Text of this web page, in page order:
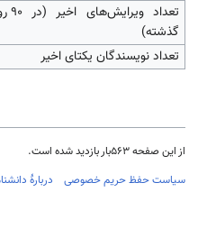
تعداد
گذشته)
تعداد نویسندگان یکتای اخیر
از این صفحه ۵۶۳بار بازدید شده است.
سیاست حفظ حریم خصوصی
دربارهٔ